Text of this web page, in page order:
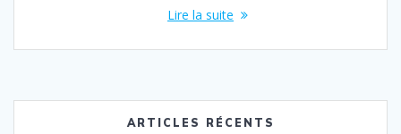
Lire la suite
ARTICLES RÉCENTS